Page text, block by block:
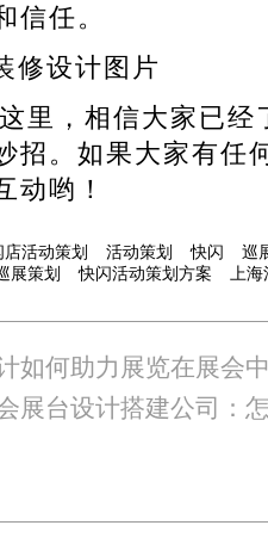
信任。
里，相信大家已经
招。如果大家有任
动哟！
店活动策划 活动策划 快闪
巡
展策划 快闪活动策划方案
上海
如何助力展览在展会
会展台设计搭建公司：